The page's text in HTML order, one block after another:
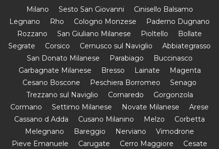
Milano Sesto San Giovanni
Cinisello Balsamo
Legnano
Rho Cologno Monzese
Paderno Dugnano
Rozzano
San Giuliano Milanese Pioltello
Bollate
Segrate
Corsico Cernusco sul Naviglio
Abbiategrasso
San Donato Milanese
Parabiago
Buccinasco
Garbagnate Milanese
Bresso Lainate
Magenta
Cesano Boscone
Peschiera Borromeo
Senago
Trezzano sul Naviglio
Cornaredo
Gorgonzola
Cormano
Settimo Milanese Novate Milanese
Arese
Cassano d Adda
Cusano Milanino Melzo
Corbetta
Melegnano
Bareggio Nerviano
Vimodrone
Pieve Emanuele
Carugate Cerro Maggiore
Cesate